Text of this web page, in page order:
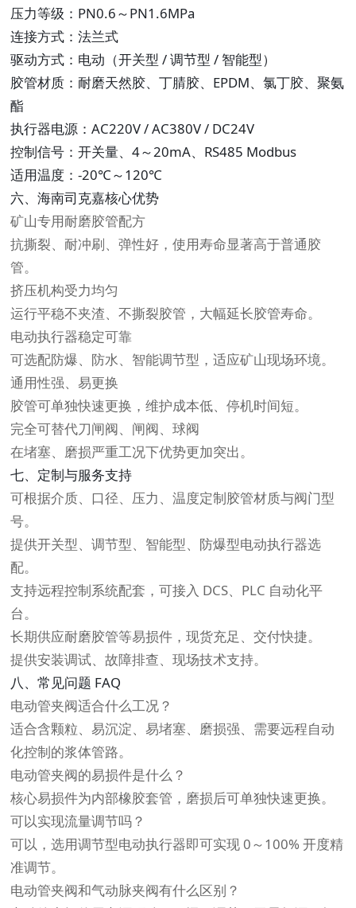
压力等级：PN0.6～PN1.6MPa
连接方式：法兰式
驱动方式：电动（开关型 / 调节型 / 智能型）
胶管材质：耐磨天然胶、丁腈胶、EPDM、氯丁胶、聚氨
酯
执行器电源：AC220V / AC380V / DC24V
控制信号：开关量、4～20mA、RS485 Modbus
适用温度：-20℃～120℃
六、海南司克嘉核心优势
矿山专用耐磨胶管配方
抗撕裂、耐冲刷、弹性好，使用寿命显著高于普通胶
管。
挤压机构受力均匀
运行平稳不夹渣、不撕裂胶管，大幅延长胶管寿命。
电动执行器稳定可靠
可选配防爆、防水、智能调节型，适应矿山现场环境。
通用性强、易更换
胶管可单独快速更换，维护成本低、停机时间短。
完全可替代刀闸阀、闸阀、球阀
在堵塞、磨损严重工况下优势更加突出。
七、定制与服务支持
可根据介质、口径、压力、温度定制胶管材质与阀门型
号。
提供开关型、调节型、智能型、防爆型电动执行器选
配。
支持远程控制系统配套，可接入 DCS、PLC 自动化平
台。
长期供应耐磨胶管等易损件，现货充足、交付快捷。
提供安装调试、故障排查、现场技术支持。
八、常见问题 FAQ
电动管夹阀适合什么工况？
适合含颗粒、易沉淀、易堵塞、磨损强、需要远程自动
化控制的浆体管路。
电动管夹阀的易损件是什么？
核心易损件为内部橡胶套管，磨损后可单独快速更换。
可以实现流量调节吗？
可以，选用调节型电动执行器即可实现 0～100% 开度精
准调节。
电动管夹阀和气动脉夹阀有什么区别？